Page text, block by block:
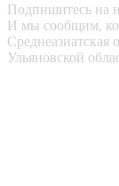
Подпишитесь на
И мы сообщим,
Среднеазиатская
Ульяновской